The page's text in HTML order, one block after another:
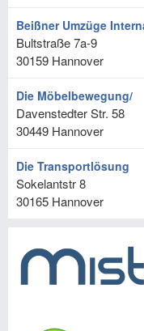
Beißner Umzüge
Bultstraße 7a-9
30159 Hannover
Die Möbelbewegung/
Davenstedter Str. 58
30449 Hannover
Die Transportlösung
Sokelantstr 8
30165 Hannover